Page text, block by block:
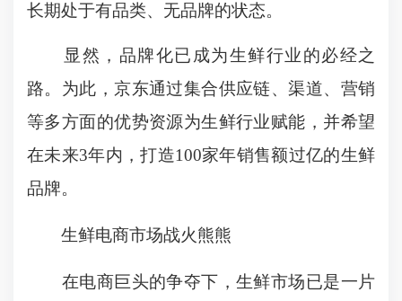
长期处于有品类、无品牌的状态。
显然，品牌化已成为生鲜行业的必经之
路。为此，京东通过集合供应链、渠道、营销
等多方面的优势资源为生鲜行业赋能，并希望
在未来3年内，打造100家年销售额过亿的生鲜
品牌。
生鲜电商市场战火熊熊
在电商巨头的争夺下，生鲜市场已是一片